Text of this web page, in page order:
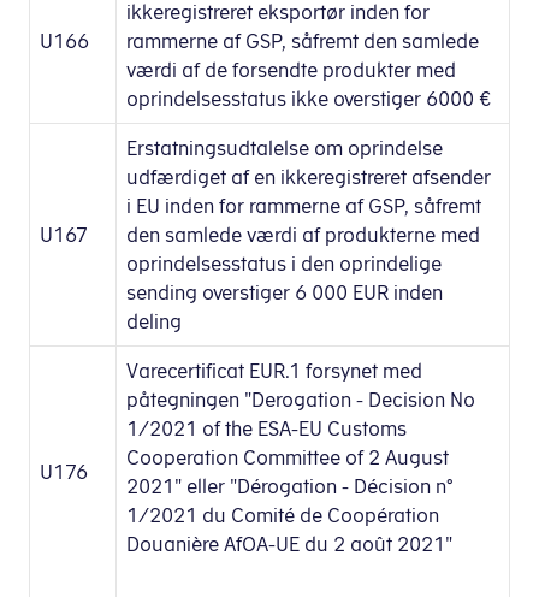
U166
ikkeregistreret eksportør inden for
rammerne af GSP, såfremt den samlede
værdi af de forsendte produkter med
oprindelsesstatus ikke overstiger 6000 €
U167
Erstatningsudtalelse om oprindelse
udfærdiget af en ikkeregistreret afsender
i EU inden for rammerne af GSP, såfremt
den samlede værdi af produkterne med
oprindelsesstatus i den oprindelige
sending overstiger 6 000 EUR inden
deling
U176
Varecertificat EUR.1 forsynet med
påtegningen "Derogation - Decision No
1/2021 of the ESA-EU Customs
Cooperation Committee of 2 August
2021" eller "Dérogation - Décision n°
1/2021 du Comité de Coopération
Douanière AfOA-UE du 2 août 2021"